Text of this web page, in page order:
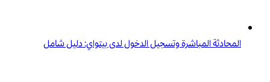
المحادثة المباشرة وتسجيل الدخول لدى بيتواي: دليل شامل